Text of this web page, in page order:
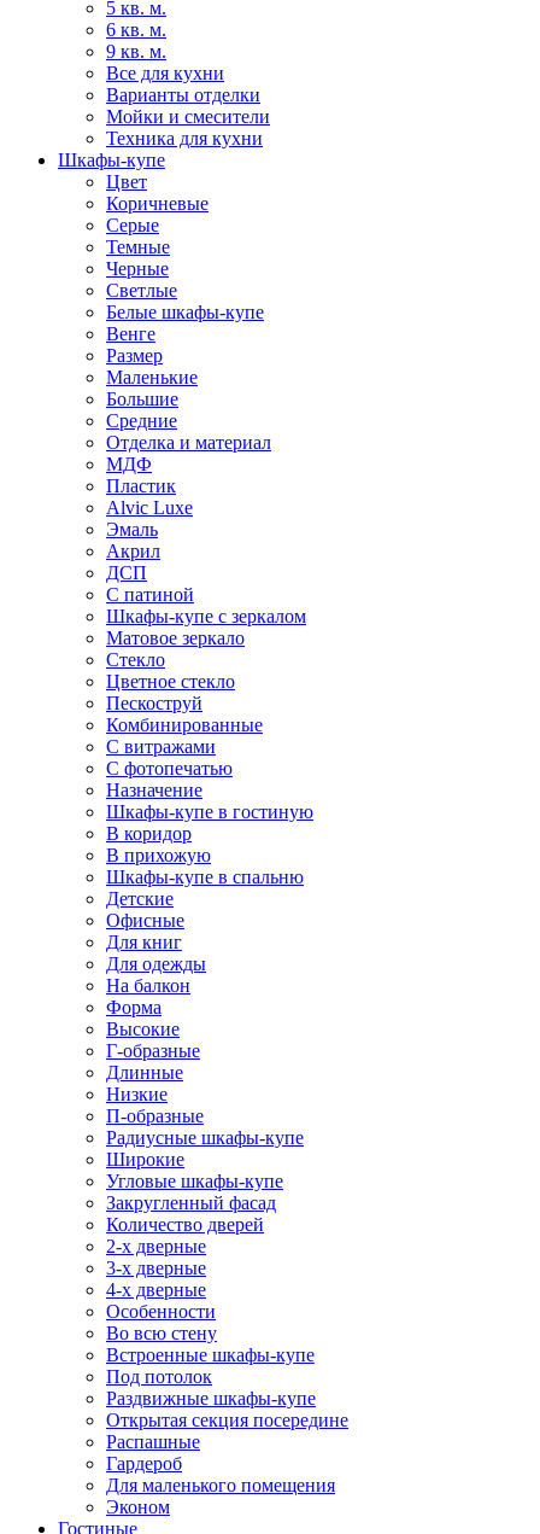
5 кв. м.
6 кв. м.
9 кв. м.
Все для кухни
Варианты отделки
Мойки и смесители
Техника для кухни
Шкафы-купе
Цвет
Коричневые
Серые
Темные
Черные
Светлые
Белые шкафы-купе
Венге
Размер
Маленькие
Большие
Средние
Отделка и материал
МДФ
Пластик
Alvic Luxe
Эмаль
Акрил
ДСП
С патиной
Шкафы-купе с зеркалом
Матовое зеркало
Стекло
Цветное стекло
Пескоструй
Комбинированные
С витражами
С фотопечатью
Назначение
Шкафы-купе в гостиную
В коридор
В прихожую
Шкафы-купе в спальню
Детские
Офисные
Для книг
Для одежды
На балкон
Форма
Высокие
Г-образные
Длинные
Низкие
П-образные
Радиусные шкафы-купе
Широкие
Угловые шкафы-купе
Закругленный фасад
Количество дверей
2-х дверные
3-х дверные
4-х дверные
Особенности
Во всю стену
Встроенные шкафы-купе
Под потолок
Раздвижные шкафы-купе
Открытая секция посередине
Распашные
Гардероб
Для маленького помещения
Эконом
Гостиные